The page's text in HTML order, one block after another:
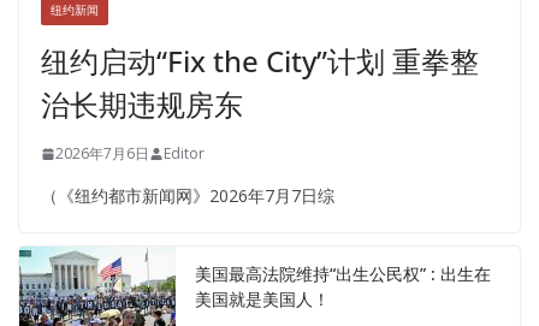
纽约新闻
纽约启动“Fix the City”计划 重拳整
治长期违规房东
2026年7月6日 Editor
（《纽约都市新闻网》2026年7月7日综
美国最高法院维持“出生公民权” : 出生在
美国就是美国人！